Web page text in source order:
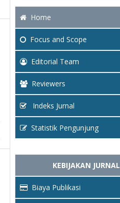
Home
Focus and Scope
Editorial Team
Reviewers
Indeks Jurnal
Statistik Pengunjung
KEBIJAKAN JURNAL
Biaya Publikasi